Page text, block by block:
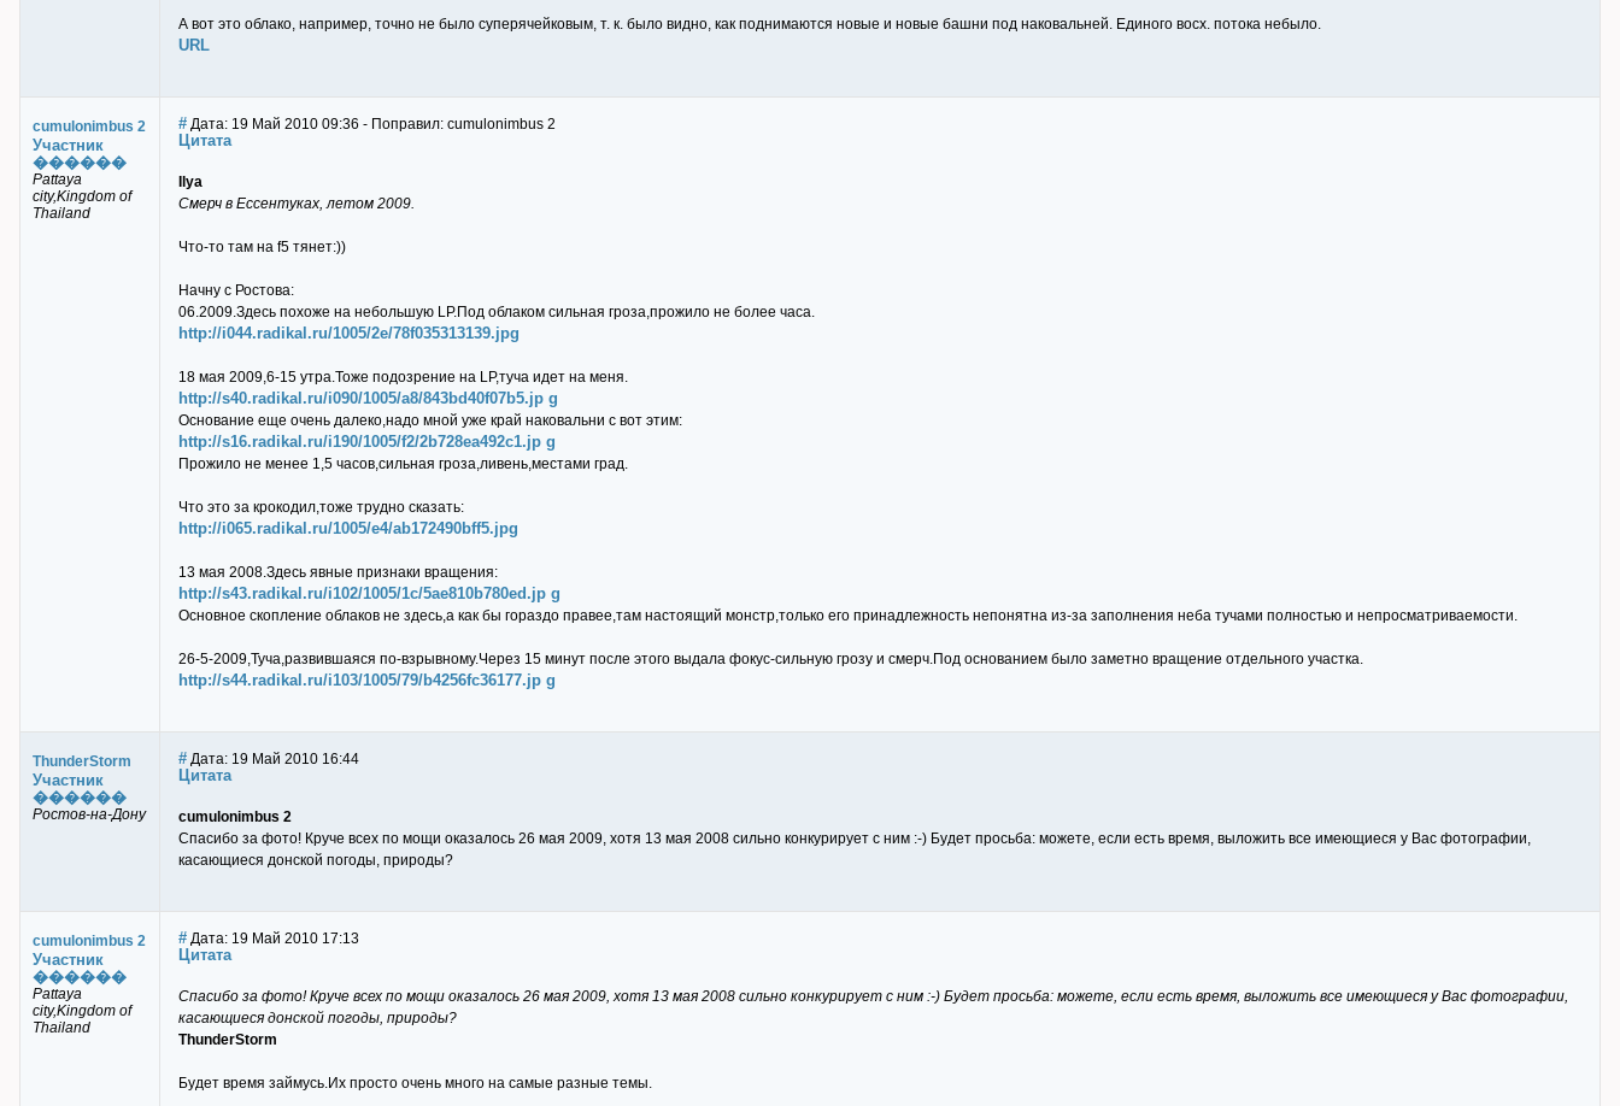
А вот это облако, например, точно не было суперячейковым, т. к. было видно, как поднимаются новые и новые башни под наковальней. Единого восх. потока небыло.
URL
cumulonimbus 2
Участник
������
Pattaya
city,Kingdom of
Thailand
# Дата: 19 Май 2010 09:36 - Поправил: cumulonimbus 2
Цитата
Ilya
Смерч в Ессентуках, летом 2009.
Что-то там на f5 тянет:))
Начну с Ростова:
06.2009.Здесь похоже на небольшую LP.Под облаком сильная гроза,прожило не более часа.
http://i044.radikal.ru/1005/2e/78f035313139.jpg
18 мая 2009,6-15 утра.Тоже подозрение на LP,туча идет на меня.
http://s40.radikal.ru/i090/1005/a8/843bd40f07b5.jp g
Основание еще очень далеко,надо мной уже край наковальни с вот этим:
http://s16.radikal.ru/i190/1005/f2/2b728ea492c1.jp g
Прожило не менее 1,5 часов,сильная гроза,ливень,местами град.
Что это за крокодил,тоже трудно сказать:
http://i065.radikal.ru/1005/e4/ab172490bff5.jpg
13 мая 2008.Здесь явные признаки вращения:
http://s43.radikal.ru/i102/1005/1c/5ae810b780ed.jp g
Основное скопление облаков не здесь,а как бы гораздо правее,там настоящий монстр,только его принадлежность непонятна из-за заполнения неба тучами полностью и непросматриваемости.
26-5-2009,Туча,развившаяся по-взрывному.Через 15 минут после этого выдала фокус-сильную грозу и смерч.Под основанием было заметно вращение отдельного участка.
http://s44.radikal.ru/i103/1005/79/b4256fc36177.jp g
ThunderStorm
Участник
������
Ростов-на-Дону
# Дата: 19 Май 2010 16:44
Цитата
cumulonimbus 2
Спасибо за фото! Круче всех по мощи оказалось 26 мая 2009, хотя 13 мая 2008 сильно конкурирует с ним :-) Будет просьба: можете, если есть время, выложить все имеющиеся у Вас фотографии,
касающиеся донской погоды, природы?
cumulonimbus 2
Участник
������
Pattaya
city,Kingdom of
Thailand
# Дата: 19 Май 2010 17:13
Цитата
Спасибо за фото! Круче всех по мощи оказалось 26 мая 2009, хотя 13 мая 2008 сильно конкурирует с ним :-) Будет просьба: можете, если есть время, выложить все имеющиеся у Вас фотографии,
касающиеся донской погоды, природы?
ThunderStorm
Будет время займусь.Их просто очень много на самые разные темы.